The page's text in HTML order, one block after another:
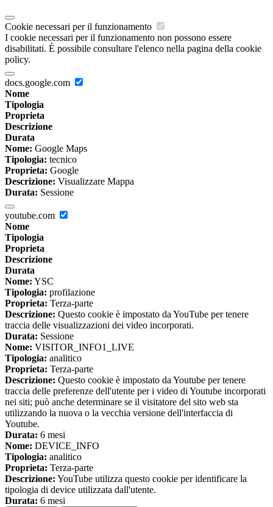
Cookie necessari per il funzionamento
I cookie necessari per il funzionamento non possono essere
disabilitati. È possibile consultare l'elenco nella pagina della cookie
policy.
docs.google.com
Nome
Tipologia
Proprieta
Descrizione
Durata
Nome: Google Maps
Tipologia: tecnico
Proprieta: Google
Descrizione: Visualizzare Mappa
Durata: Sessione
youtube.com
Nome
Tipologia
Proprieta
Descrizione
Durata
Nome: YSC
Tipologia: profilazione
Proprieta: Terza-parte
Descrizione: Questo cookie è impostato da YouTube per tenere
traccia delle visualizzazioni dei video incorporati.
Durata: Sessione
Nome: VISITOR_INFO1_LIVE
Tipologia: analitico
Proprieta: Terza-parte
Descrizione: Questo cookie è impostato da Youtube per tenere
traccia delle preferenze dell'utente per i video di Youtube incorporati
nei siti; può anche determinare se il visitatore del sito web sta
utilizzando la nuova o la vecchia versione dell'interfaccia di
Youtube.
Durata: 6 mesi
Nome: DEVICE_INFO
Tipologia: analitico
Proprieta: Terza-parte
Descrizione: YouTube utilizza questo cookie per identificare la
tipologia di device utilizzata dall'utente.
Durata: 6 mesi